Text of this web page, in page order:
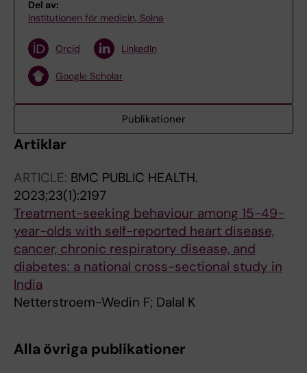
Del av:
Institutionen för medicin, Solna
Orcid LinkedIn
Google Scholar
Publikationer
Artiklar
ARTICLE: BMC PUBLIC HEALTH.
2023;23(1):2197
Treatment-seeking behaviour among 15-49-
year-olds with self-reported heart disease,
cancer, chronic respiratory disease, and
diabetes: a national cross-sectional study in
India
Netterstroem-Wedin F; Dalal K
Alla övriga publikationer